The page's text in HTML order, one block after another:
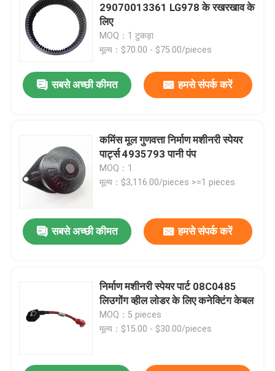
29070013361 LG978 के रखरखाव के
लिए
MOQ：1 टुकड़ा
मूल्य：$70.00 - $75.00/pieces
सबसे अच्छी कीमत हमसे संपर्क करें
कमिंस मूल गुणवत्ता निर्माण मशीनरी स्पेयर
पार्ट्स 4935793 पानी पंप
MOQ：1
मूल्य：$3,116.00/pieces >=1 pieces
सबसे अच्छी कीमत हमसे संपर्क करें
निर्माण मशीनरी स्पेयर पार्ट 08C0485
लिउगोंग व्हील लोडर के लिए कनेक्टिंग केबल
MOQ：5 pieces
मूल्य：$15.00 - $30.00/pieces